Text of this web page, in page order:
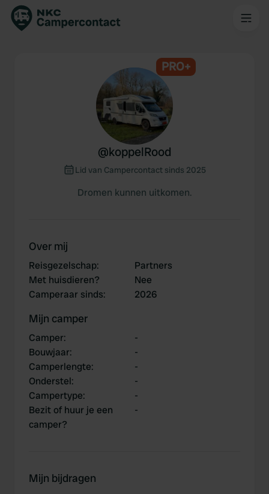
PRO+
@koppelRood
Lid van Campercontact sinds 2025
Dromen kunnen uitkomen.
Over mij
Reisgezelschap:
Partners
Met huisdieren?
Nee
Camperaar sinds: 2026
Mijn camper
Camper:
-
Bouwjaar:
-
Camperlengte:
-
Onderstel:
-
Campertype:
-
Bezit of huur je een
camper?
-
Mijn bijdragen